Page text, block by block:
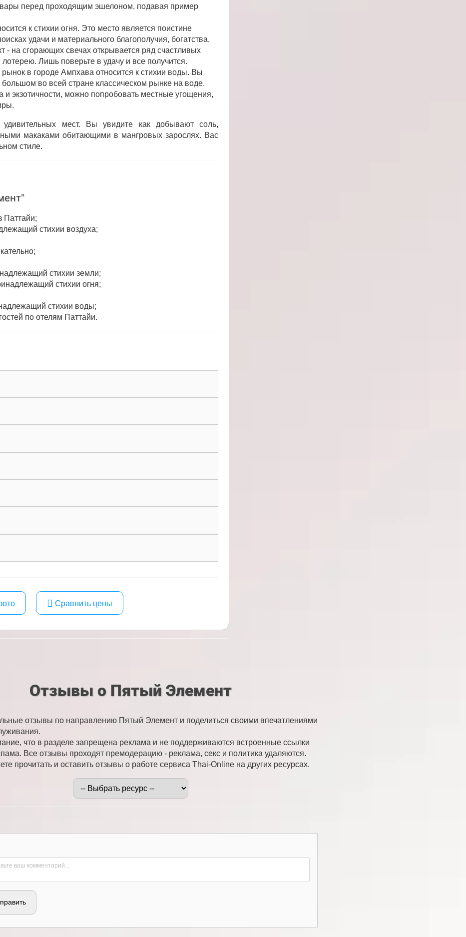
перед проходящим эшелоном, подавая пример
к стихии огня. Это место является поистине
удачи и материального благополучия, богатства,
- на сгорающих свечах открывается ряд счастливых
Лишь поверьте в удачу и все получится.
в городе Ампхава относится к стихии воды. Вы
во всей стране классическом рынке на воде.
экзотичности, можно попробовать местные угощения,
мест. Вы увидите как добывают соль,
макаками обитающими в мангровых зарослях. Вас
стиле.
Паттайи;
стихии воздуха;
стихии земли;
стихии огня;
стихии воды;
по отелям Паттайи.
Сравнить цены
Отзывы о Пятый Элемент
отзывы по направлению Пятый Элемент и поделиться своими впечатлениями
что в разделе запрещена реклама и не поддерживаются встроенные ссылки
Все отзывы проходят премодерацию - реклама, секс и политика удаляются.
прочитать и оставить отзывы о работе сервиса Thai-Online на других ресурсах.